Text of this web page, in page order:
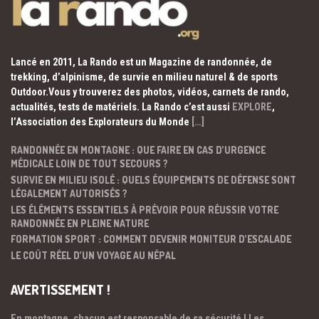
Lancé en 2011, La Rando est un Magazine de randonnée, de
trekking, d’alpinisme, de survie en milieu naturel & de sports
Outdoor.Vous y trouverez des photos, vidéos, carnets de rando,
actualités, tests de matériels. La Rando c’est aussi EXPLORE,
l’Association des Explorateurs du Monde […]
RANDONNÉE EN MONTAGNE : QUE FAIRE EN CAS D’URGENCE
MÉDICALE LOIN DE TOUT SECOURS ?
SURVIE EN MILIEU ISOLÉ : QUELS ÉQUIPEMENTS DE DÉFENSE SONT
LÉGALEMENT AUTORISÉS ?
LES ÉLÉMENTS ESSENTIELS À PRÉVOIR POUR RÉUSSIR VOTRE
RANDONNÉE EN PLEINE NATURE
FORMATION SPORT : COMMENT DEVENIR MONITEUR D’ESCALADE
LE COÛT RÉEL D’UN VOYAGE AU NÉPAL
AVERTISSEMENT !